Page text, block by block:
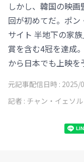
しかし、韓国の映
回が初めてだ。ポ
サイト 半地下の家
賞を含む4冠を達成
から日本でも上映を
元記事配信日時 : 2025/
記者 : チャン・イェソル